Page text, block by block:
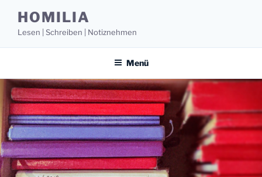
Inhalt
springen
HOMILIA
Lesen | Schreiben | Notiznehmen
Menü